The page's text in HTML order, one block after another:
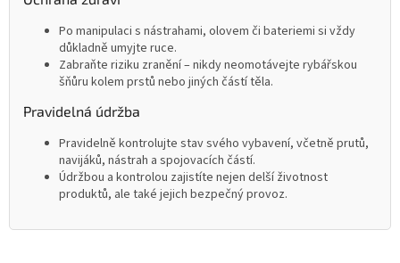
Po manipulaci s nástrahami, olovem či bateriemi si vždy
důkladně umyjte ruce.
Zabraňte riziku zranění – nikdy neomotávejte rybářskou
šňůru kolem prstů nebo jiných částí těla.
Pravidelná údržba
Pravidelně kontrolujte stav svého vybavení, včetně prutů,
navijáků, nástrah a spojovacích částí.
Údržbou a kontrolou zajistíte nejen delší životnost
produktů, ale také jejich bezpečný provoz.